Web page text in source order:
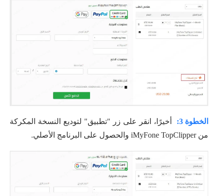
الخطوة 3:
أخيرًا، انقر على زر "تطبيق" لتوديع النسخة المكركة
من iMyFone TopClipper والحصول على البرنامج الأصلي.